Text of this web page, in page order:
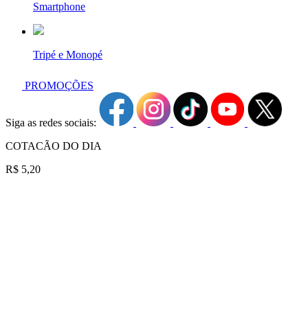
Smartphone
Tripé e Monopé
PROMOÇÕES
Siga as redes sociais:
COTACÃO DO DIA
R$ 5,20